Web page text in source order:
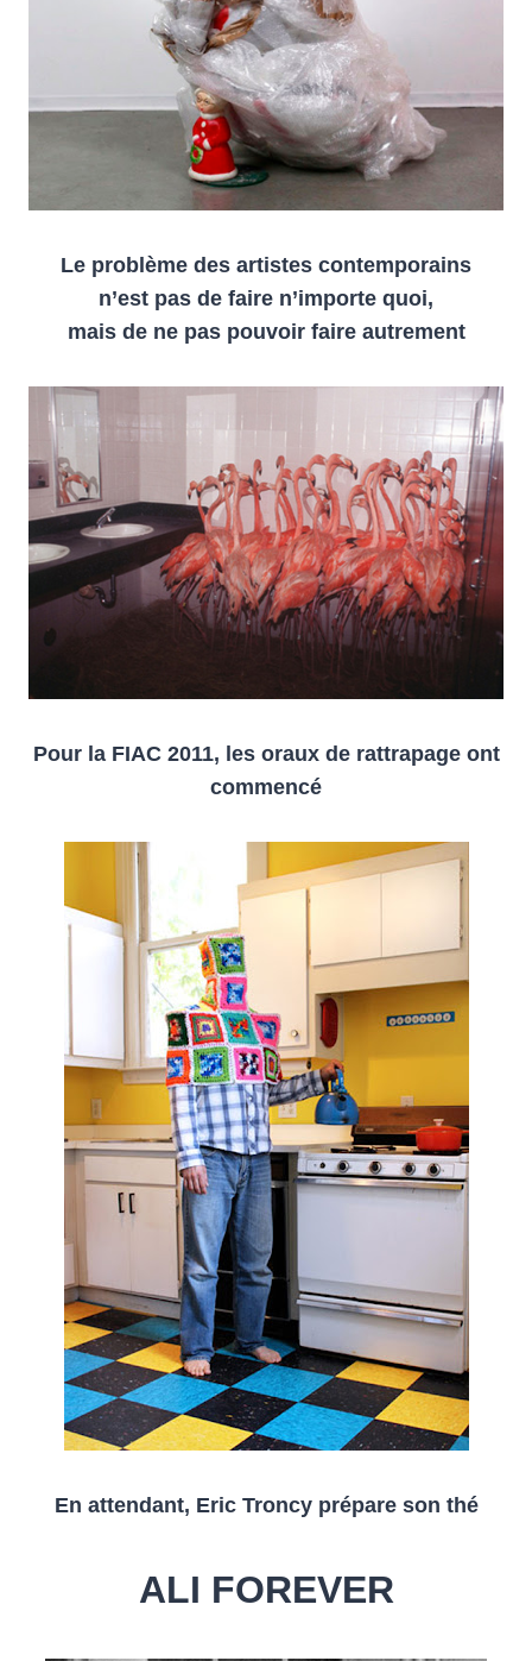
Le problème des artistes contemporains
n’est pas de faire n’importe quoi,
mais de ne pas pouvoir faire autrement
Pour la FIAC 2011, les oraux de rattrapage ont
commencé
En attendant, Eric Troncy prépare son thé
ALI FOREVER